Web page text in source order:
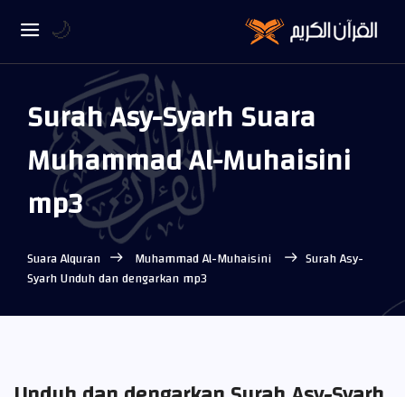
Surah Asy-Syarh Suara
Muhammad Al-Muhaisini
mp3
Suara Alquran Muhammad Al-Muhaisini
Surah Asy-
Syarh Unduh dan dengarkan mp3
🌙